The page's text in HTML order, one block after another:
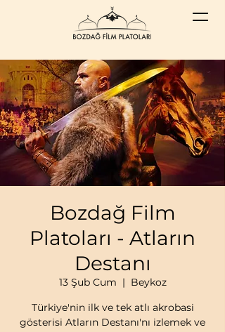
Bozdağ Film
Platoları - Atların
Destanı
13 Şub Cum
  |
Beykoz
Türkiye'nin ilk ve tek atlı akrobasi
gösterisi Atların Destanı'nı izlemek ve